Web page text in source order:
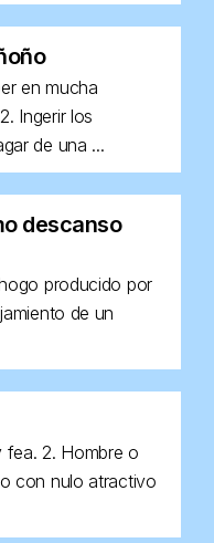
en mucha
Ingerir los
de una ...
descanso
producido por
de un
fea. 2. Hombre o
con nulo atractivo